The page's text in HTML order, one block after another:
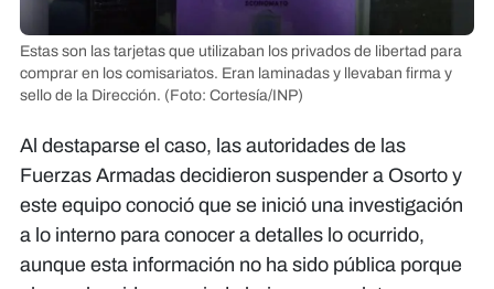
Estas son las tarjetas que utilizaban los privados de libertad para
comprar en los comisariatos. Eran laminadas y llevaban firma y
sello de la Dirección. (Foto: Cortesía/INP)
Al destaparse el caso, las autoridades de las
Fuerzas Armadas decidieron suspender a Osorto y
este equipo conoció que se inició una investigación
a lo interno para conocer a detalles lo ocurrido,
aunque esta información no ha sido pública porque